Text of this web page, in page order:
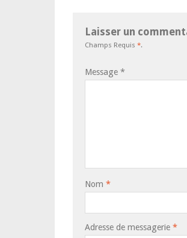
Laisser un
Champs Requis *.
Message *
Nom *
Adresse de messagerie *